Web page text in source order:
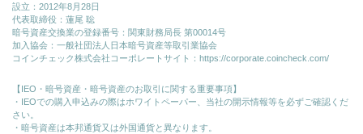
設立：2012年8月28日
代表取締役：蓮尾 聡
暗号資産交換業の登録番号：関東財務局長 第00014号
加入協会：一般社団法人日本暗号資産等取引業協会
コインチェック株式会社コーポレートサイト： https://corporate.coincheck.com/
【IEO・暗号資産・暗号資産のお取引に関する重要事項】
・IEOでの購入申込みの際はホワイトペーパー、当社の開示情報等を必ずご確認くだ
さい。
・暗号資産は本邦通貨又は外国通貨と異なります。